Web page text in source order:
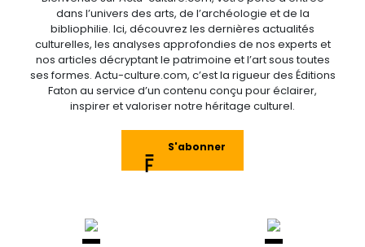
dans l’univers des arts, de l’archéologie et de la
bibliophilie. Ici, découvrez les dernières actualités
culturelles, les analyses approfondies de nos experts et
nos articles décryptant le patrimoine et l’art sous toutes
ses formes. Actu-culture.com, c’est la rigueur des Éditions
Faton au service d’un contenu conçu pour éclairer,
inspirer et valoriser notre héritage culturel.
S'abonner